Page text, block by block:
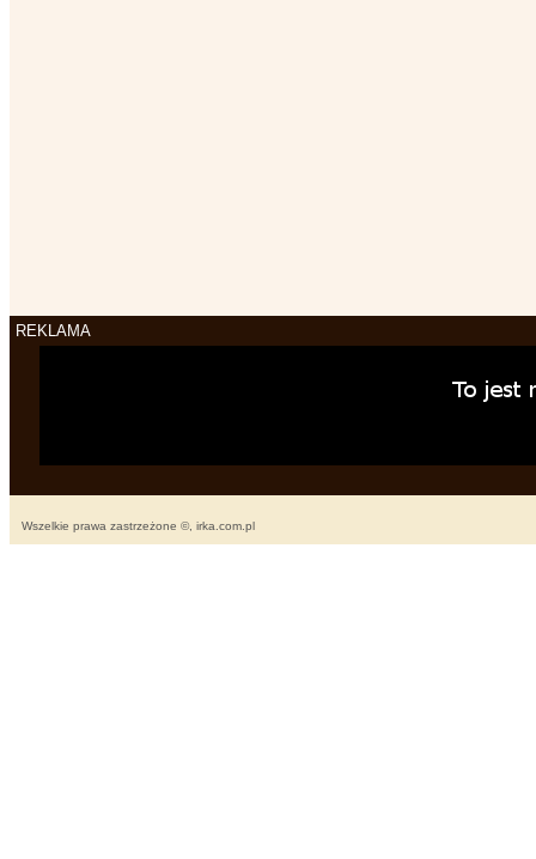
REKLAMA
Wszelkie prawa zastrzeżone ©, irka.com.pl